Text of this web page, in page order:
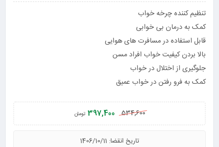
تنظیم کننده چرخه خواب
کمک به درمان بی خوابی
قابل استفاده در مسافرت های هوایی
بالا بردن کیفیت خواب افراد مسن
جلوگیری از اختلال در خواب
کمک به فرو رفتن در خواب عمیق
534,600
397,400 تومان
تاریخ انقضا: 1406/10/11